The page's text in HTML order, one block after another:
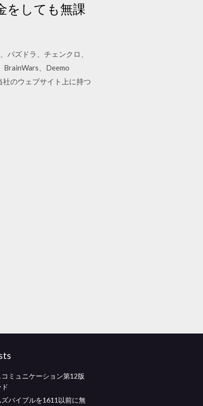
をしても無課
パズドラ、チェンクロ、
BrainWars、Deemo
のウェブサイト上に持つ
ミュニケーション第12版
バイブルを1611以前に無